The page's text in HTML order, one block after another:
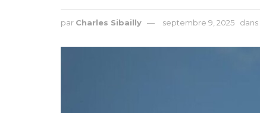
par Charles Sibailly septembre 9, 2025 dans